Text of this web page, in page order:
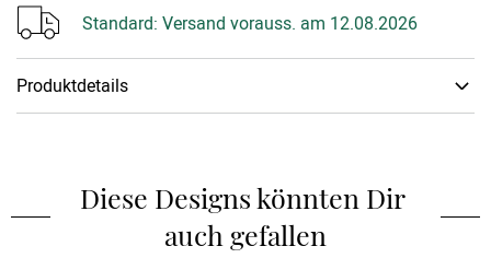
Standard: Versand vorauss. am 12.08.2026
Produktdetails
Diese Designs könnten Dir
auch gefallen